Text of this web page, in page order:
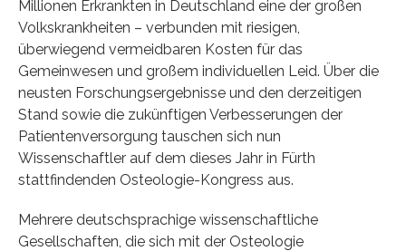
Millionen Erkrankten in Deutschland eine der großen
Volkskrankheiten – verbunden mit riesigen,
überwiegend vermeidbaren Kosten für das
Gemeinwesen und großem individuellen Leid. Über die
neusten Forschungsergebnisse und den derzeitigen
Stand sowie die zukünftigen Verbesserungen der
Patientenversorgung tauschen sich nun
Wissenschaftler auf dem dieses Jahr in Fürth
stattfindenden Osteologie-Kongress aus.
Mehrere deutschsprachige wissenschaftliche
Gesellschaften, die sich mit der Osteologie